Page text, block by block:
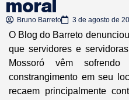
moral
Bruno Barreto 3 de agosto de
O Blog do Barreto
que servidores e
Mossoró vêm
constrangimento em seu
recaem principalmente